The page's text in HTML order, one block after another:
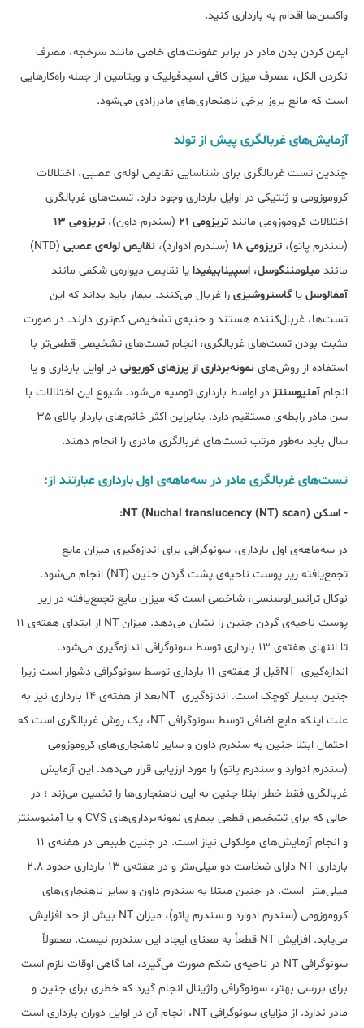
واکسن‌ها اقدام به بارداری کنید.
ایمن کردن بدن مادر در برابر عفونت‌های خاصی مانند سرخجه، مصرف
نکردن الکل، مصرف میزان کافی اسیدفولیک و ویتامین از جمله راه‌کارهایی
است که مانع بروز برخی ناهنجاری‌های مادرزادی می‌شود.
آزمایش‌های غربالگری پیش از تولد
چندین تست غربالگری برای شناسایی نقایص لوله‌ی عصبی، اختلالات
کروموزومی و ژنتیکی در اوایل بارداری وجود دارد. تست‌های غربالگری
اختلالات کروموزومی‌ مانند تریزومی 21 (سندرم داون)، تریزومی 13
(سندرم پاتو)، تریزومی 18 (سندرم ادوارد)، نقایص لوله‌ی عصبی
(NTD)
مانند میلومننگوسل، اسپینابیفیدا یا نقایص دیواره‌ی شکمی ‌مانند
آمفالوسل یا گاستروشیزی را غربال می‌کنند. بیمار باید بداند که این
تست‌ها، غربال‌کننده هستند و جنبه‌ی تشخیصی کم‌تری دارند. در صورت
مثبت بودن تست‌های غربالگری، انجام تست‌های تشخیصی قطعی‌تر با
استفاده از روش‌های نمونه‌برداری از پرزهای کوریونی در اوایل بارداری و یا
انجام آمنیوسنتز در اواسط بارداری توصیه می‌شود. شیوع این اختلالات با
سن مادر رابطه‌ی مستقیم دارد. بنابراین اکثر خانم‌های باردار بالای 35
سال باید به‌طور مرتب تست‌های غربالگری مادری را انجام دهند.
تست‌های غربالگری مادر در سه‌ماهه‌ی اول بارداری عبارتند از:
- اسکن NT (Nuchal translucency (NT) scan):
در سه‌ماهه‌ی اول بارداری، سونوگرافی برای اندازه‌گیری میزان مایع
تجمع‌یافته‌ زیر پوست ناحیه‌ی پشت گردن جنین (NT) انجام می‌شود.
نوکال ترانس‌لوسنسی، شاخصی است که میزان مایع تجمع‌یافته در زیر
پوست ناحیه‌ی گردن جنین را نشان می‌دهد. میزان NT از ابتدای هفته‌ی 11
تا انتهای هفته‌ی 13 بارداری توسط سونوگرافی اندازه‌گیری می‌شود.
اندازه‌گیری NTقبل از هفته‌ی 11 بارداری توسط سونوگرافی دشوار است زیرا
جنین بسیار کوچک است. اندازه‌گیری NTبعد از هفته‌ی 14 بارداری نیز به
علت اینکه مایع اضافی توسط سونوگرافی NT، یک روش غربالگری است که
احتمال ابتلا جنین به سندرم داون و سایر ناهنجاری‌های کروموزومی
(سندرم ادوارد و سندرم پاتو) را مورد ارزیابی قرار می‌دهد. این آزمایش
غربالگری فقط خطر ابتلا جنین به این ناهنجاری‌ها را تخمین می‌زند ؛ در
حالی که برای تشخیص قطعی بیماری نمونه‌برداری‌های CVS و یا آمنیوسنتز
بارداری NT دارای ضخامت دو میلی‌متر و در هفته‌ی 13 بارداری حدود 2.8
میلی‌متر است. در جنین مبتلا به سندرم داون و سایر ناهنجاری‌های
کروموزومی (سندرم ادوارد و سندرم پاتو)، میزان NT بیش از حد افزایش
می‌یابد. افزایش NT قطعاً به معنای ایجاد این سندرم نیست. معمولاً
سونوگرافی NT در ناحیه‌ی شکم صورت می‌گیرد، اما گاهی اوقات لازم است
برای بررسی بهتر، سونوگرافی واژینال انجام گیرد که خطری برای جنین و
مادر ندارد. از مزایای سونوگرافی NT، انجام آن در اوایل دوران بارداری است